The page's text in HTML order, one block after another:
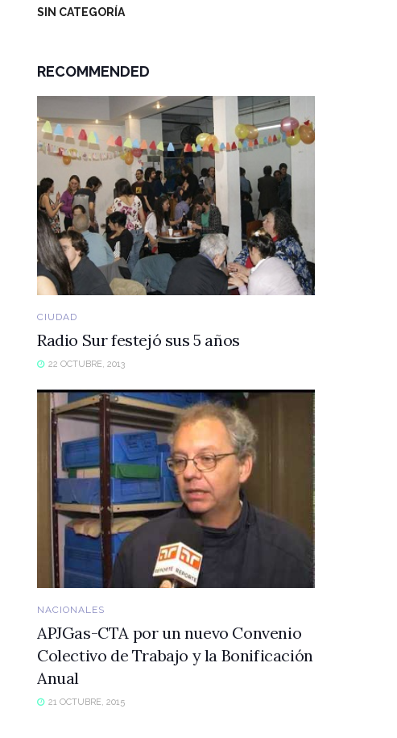
SIN CATEGORÍA
RECOMMENDED
CIUDAD
Radio Sur festejó sus 5 años
22 OCTUBRE, 2013
NACIONALES
APJGas-CTA por un nuevo Convenio
Colectivo de Trabajo y la Bonificación
Anual
21 OCTUBRE, 2015